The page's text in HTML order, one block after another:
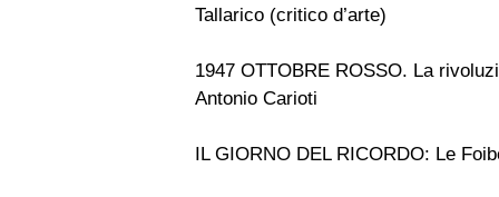
Tallarico (critico d’arte)
1947 OTTOBRE ROSSO. La
Antonio Carioti
IL GIORNO DEL RICORDO: Le